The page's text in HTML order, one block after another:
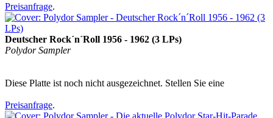
Preisanfrage.
Deutscher Rock´n´Roll 1956 - 1962 (3 LPs)
Polydor Sampler
Diese Platte ist noch nicht ausgezeichnet. Stellen Sie eine
Preisanfrage.